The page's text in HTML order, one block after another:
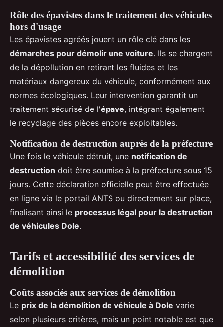
Rôle des épavistes dans le traitement des véhicules
hors d'usage
Les épavistes agréés jouent un rôle clé dans les
démarches pour démolir une voiture. Ils se chargent
de la dépollution en retirant les fluides et les
matériaux dangereux du véhicule, conformément aux
normes écologiques. Leur intervention garantit un
traitement sécurisé de l'épave, intégrant également
le recyclage des pièces encore exploitables.
Notification de destruction auprès de la préfecture
Une fois le véhicule détruit, une notification de
destruction doit être soumise à la préfecture sous 15
jours. Cette déclaration officielle peut être effectuée
en ligne via le portail ANTS ou directement sur place,
finalisant ainsi le processus légal pour la destruction
de véhicules Dole.
Tarifs et accessibilité des services de
démolition
Coûts associés aux services de démolition
Le prix de la démolition de véhicule à Dole varie
selon plusieurs critères, mais un point notable est que